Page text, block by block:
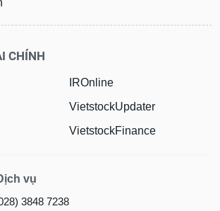
CHÍNH
IROnline
VietstockUpdater
VietstockFinance
vụ
3848 7238